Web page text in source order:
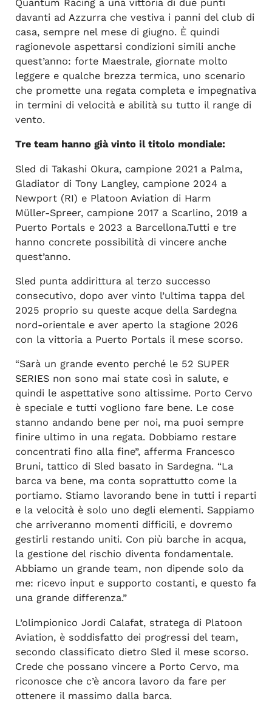
Quantum Racing a una vittoria di due punti
davanti ad Azzurra che vestiva i panni del club di
casa, sempre nel mese di giugno. È quindi
ragionevole aspettarsi condizioni simili anche
quest’anno: forte Maestrale, giornate molto
leggere e qualche brezza termica, uno scenario
che promette una regata completa e impegnativa
in termini di velocità e abilità su tutto il range di
vento.
Tre team hanno già vinto il titolo mondiale:
Sled di Takashi Okura, campione 2021 a Palma,
Gladiator di Tony Langley, campione 2024 a
Newport (RI) e Platoon Aviation di Harm
Müller‑Spreer, campione 2017 a Scarlino, 2019 a
Puerto Portals e 2023 a Barcellona.Tutti e tre
hanno concrete possibilità di vincere anche
quest’anno.
Sled punta addirittura al terzo successo
consecutivo, dopo aver vinto l’ultima tappa del
2025 proprio su queste acque della Sardegna
nord‑orientale e aver aperto la stagione 2026
con la vittoria a Puerto Portals il mese scorso.
“Sarà un grande evento perché le 52 SUPER
SERIES non sono mai state così in salute, e
quindi le aspettative sono altissime. Porto Cervo
è speciale e tutti vogliono fare bene. Le cose
stanno andando bene per noi, ma puoi sempre
finire ultimo in una regata. Dobbiamo restare
concentrati fino alla fine”, afferma Francesco
Bruni, tattico di Sled basato in Sardegna. “La
barca va bene, ma conta soprattutto come la
portiamo. Stiamo lavorando bene in tutti i reparti
e la velocità è solo uno degli elementi. Sappiamo
che arriveranno momenti difficili, e dovremo
gestirli restando uniti. Con più barche in acqua,
la gestione del rischio diventa fondamentale.
Abbiamo un grande team, non dipende solo da
me: ricevo input e supporto costanti, e questo fa
una grande differenza.”
L’olimpionico Jordi Calafat, stratega di Platoon
Aviation, è soddisfatto dei progressi del team,
secondo classificato dietro Sled il mese scorso.
Crede che possano vincere a Porto Cervo, ma
riconosce che c’è ancora lavoro da fare per
ottenere il massimo dalla barca.